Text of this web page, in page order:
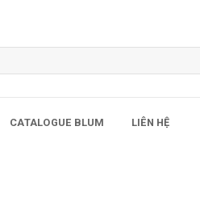
CATALOGUE BLUM LIÊN HỆ